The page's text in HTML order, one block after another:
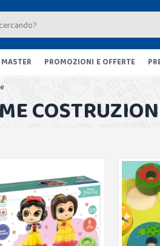
PROMOZIONI E OFFERTE